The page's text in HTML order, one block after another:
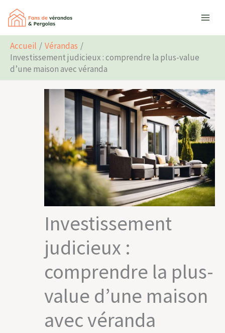
Aller
contenu
Accueil
Vérandas
Investissement judicieux : comprendre la plus-value
d’une maison avec véranda
Investissement
judicieux :
comprendre la plus-
value d’une maison
avec véranda
Rechercher